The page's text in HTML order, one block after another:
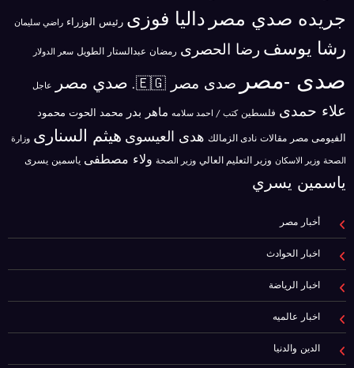
جريده صدي مصر داليا فوزى رئيس الوزراء راضي سليمان
رشا يوسف رضا الحصرى رمضان عبدالستار الطويل سعر الدولار
صدى -مصر صدى مصر 🇪🇬. صدي مصر عاجل
علاء حمدى فلسطين كتب / احمد سلامه ماهر بدر محمد الحوت محمود
الفيومى مصر مقالات نادى الزمالك هدى العيسوى هيثم السنارى وزارة
الصحة وزير الاسكان وزير التعليم العالي وزير الصحة ولاء مصطفى ياسمين يسرى
ياسمين يسري
أخبار مصر
اخبار الحوادث
اخبار الرياضة
اخبار عالميه
الدين والدنيا